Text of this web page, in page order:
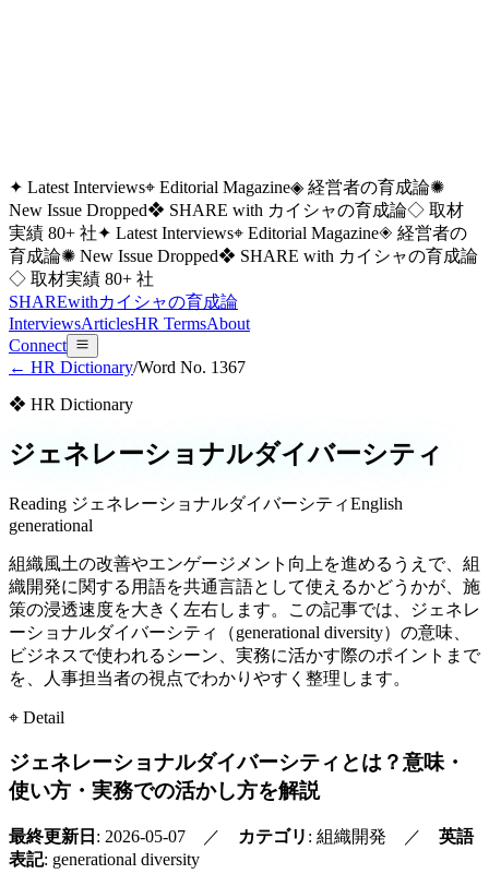
✦ Latest Interviews⌖ Editorial Magazine◈ 経営者の育成論✺
New Issue Dropped❖ SHARE with カイシャの育成論◇ 取材
実績 80+ 社✦ Latest Interviews⌖ Editorial Magazine◈ 経営者の
育成論✺ New Issue Dropped❖ SHARE with カイシャの育成論
◇ 取材実績 80+ 社
SHAREwithカイシャの育成論
InterviewsArticlesHR TermsAbout
Connect
← HR Dictionary/Word No. 1367
❖ HR Dictionary
ジェネレーショナルダイバーシティ
Reading ジェネレーショナルダイバーシティEnglish
generational
組織風土の改善やエンゲージメント向上を進めるうえで、組
織開発に関する用語を共通言語として使えるかどうかが、施
策の浸透速度を大きく左右します。この記事では、ジェネレ
ーショナルダイバーシティ（generational diversity）の意味、
ビジネスで使われるシーン、実務に活かす際のポイントまで
を、人事担当者の視点でわかりやすく整理します。
⌖ Detail
ジェネレーショナルダイバーシティとは？意味・
使い方・実務での活かし方を解説
最終更新日 : 2026-05-07 ／ カテゴリ : 組織開発 ／ 英語
表記: generational diversity